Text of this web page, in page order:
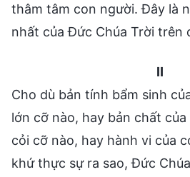
thâm tâm con người. Đây là
nhất của Đức Chúa Trời trên
II
Cho dù bản tính bẩm sinh
lớn cỡ nào, hay bản chất
cỏi cỡ nào, hay hành vi của
khứ thực sự ra sao, Đức